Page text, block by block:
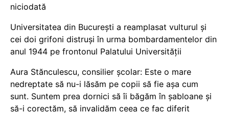
niciodată
Universitatea din București a reamplasat vulturul și
cei doi grifoni distruși în urma bombardamentelor din
anul 1944 pe frontonul Palatului Universității
Aura Stănculescu, consilier școlar: Este o mare
nedreptate să nu-i lăsăm pe copii să fie așa cum
sunt. Suntem prea dornici să îi băgăm în șabloane și
să-i corectăm, să invalidăm ceea ce fac diferit